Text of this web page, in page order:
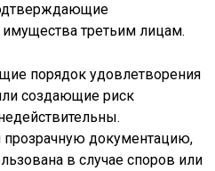
третьим лицам.
порядок удовлетворения
создающие риск
прозрачную документацию,
в случае споров или